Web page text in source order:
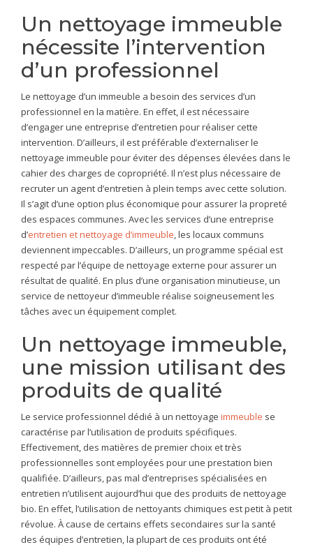
Un nettoyage immeuble
nécessite l’intervention
d’un professionnel
Le nettoyage d’un immeuble a besoin des services d’un
professionnel en la matière. En effet, il est nécessaire
d’engager une entreprise d’entretien pour réaliser cette
intervention. D’ailleurs, il est préférable d’externaliser le
nettoyage immeuble pour éviter des dépenses élevées dans le
cahier des charges de copropriété. Il n’est plus nécessaire de
recruter un agent d’entretien à plein temps avec cette solution.
Il s’agit d’une option plus économique pour assurer la propreté
des espaces communes. Avec les services d’une entreprise
d’entretien et nettoyage d’immeuble, les locaux communs
deviennent impeccables. D’ailleurs, un programme spécial est
respecté par l’équipe de nettoyage externe pour assurer un
résultat de qualité. En plus d’une organisation minutieuse, un
service de nettoyeur d’immeuble réalise soigneusement les
tâches avec un équipement complet.
Un nettoyage immeuble,
une mission utilisant des
produits de qualité
Le service professionnel dédié à un nettoyage immeuble se
caractérise par l’utilisation de produits spécifiques.
Effectivement, des matières de premier choix et très
professionnelles sont employées pour une prestation bien
qualifiée. D’ailleurs, pas mal d’entreprises spécialisées en
entretien n’utilisent aujourd’hui que des produits de nettoyage
bio. En effet, l’utilisation de nettoyants chimiques est petit à petit
révolue. À cause de certains effets secondaires sur la santé
des équipes d’entretien, la plupart de ces produits ont été